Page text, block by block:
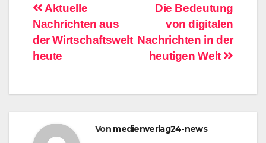
Beitragsnavigation
Die Bedeutung
von digitalen
Nachrichten in der
heutigen Welt
Aktuelle
Nachrichten aus
der Wirtschaftswelt
heute
Von medienverlag24-news